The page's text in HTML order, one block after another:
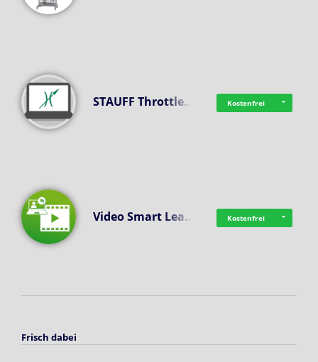
STAUFF Throttle… Kostenfrei
Video Smart Lea… Kostenfrei
Frisch dabei